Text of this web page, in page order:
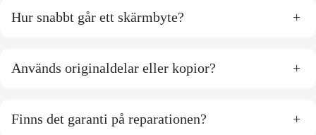
Hur snabbt går ett skärmbyte? +
Används originaldelar eller kopior? +
Finns det garanti på reparationen? +